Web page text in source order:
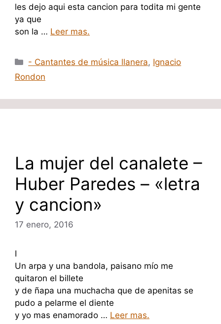
les dejo aqui esta cancion para todita mi gente
ya que
son la … Leer mas.
Categorías
- Cantantes de música llanera, Ignacio
Rondon
La mujer del canalete –
Huber Paredes – «letra
y cancion»
17 enero, 2016
I
Un arpa y una bandola, paisano mío me
quitaron el billete
y de ñapa una muchacha que de apenitas se
pudo a pelarme el diente
y yo mas enamorado … Leer mas.